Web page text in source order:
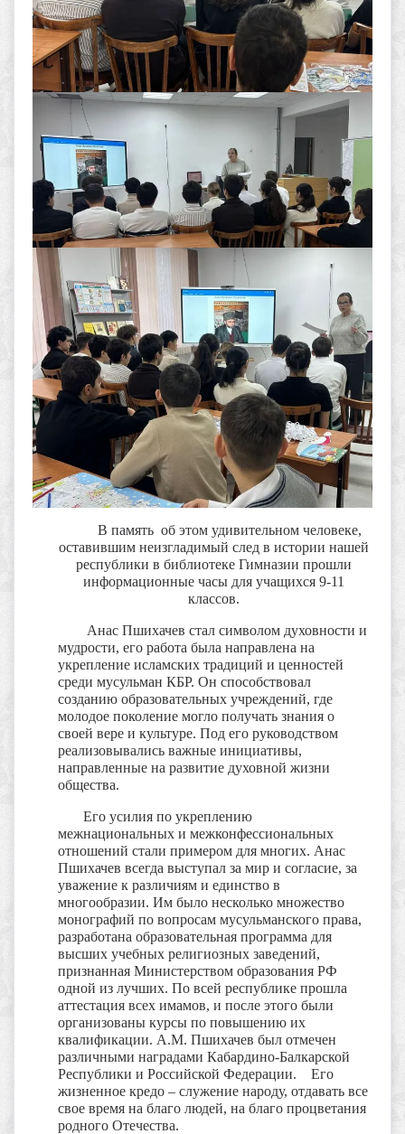
В память об этом удивительном человеке,
оставившим неизгладимый след в истории нашей
республики в библиотеке Гимназии прошли
информационные часы для учащихся 9-11
классов.
Анас Пшихачев стал символом духовности и
мудрости, его работа была направлена на
укрепление исламских традиций и ценностей
среди мусульман КБР. Он способствовал
созданию образовательных учреждений, где
молодое поколение могло получать знания о
своей вере и культуре. Под его руководством
реализовывались важные инициативы,
направленные на развитие духовной жизни
общества.
Его усилия по укреплению
межнациональных и межконфессиональных
отношений стали примером для многих. Анас
Пшихачев всегда выступал за мир и согласие, за
уважение к различиям и единство в
многообразии. Им было несколько множество
монографий по вопросам мусульманского права,
разработана образовательная программа для
высших учебных религиозных заведений,
признанная Министерством образования РФ
одной из лучших. По всей республике прошла
аттестация всех имамов, и после этого были
организованы курсы по повышению их
квалификации. А.М. Пшихачев был отмечен
различными наградами Кабардино-Балкарской
Республики и Российской Федерации. Его
жизненное кредо – служение народу, отдавать все
свое время на благо людей, на благо процветания
родного Отечества.